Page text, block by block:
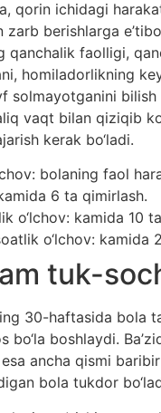
qorin ichidagi
zarb berishlarga
qanchalik faolligi,
homiladorlikning
solmayotganini
vaqt bilan qiziqib
kerak bo‘ladi.
bolaning faol
6 ta qimirlash.
o‘lchov: kamida 10
o‘lchov: kamida
tuk-
30-haftasida bola
bo‘la boshlaydi.
ancha qismi
bola tukdor